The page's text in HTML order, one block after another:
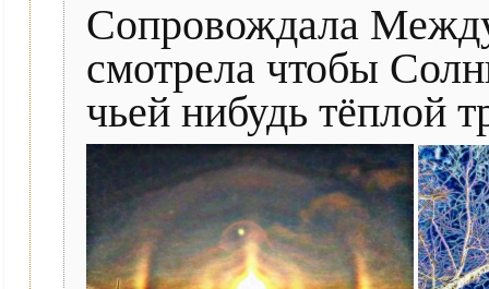
Сопровождала
смотрела чтобы
чьей нибудь тёплой